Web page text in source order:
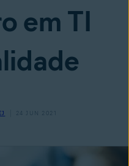
em TI
24 JUN 2021